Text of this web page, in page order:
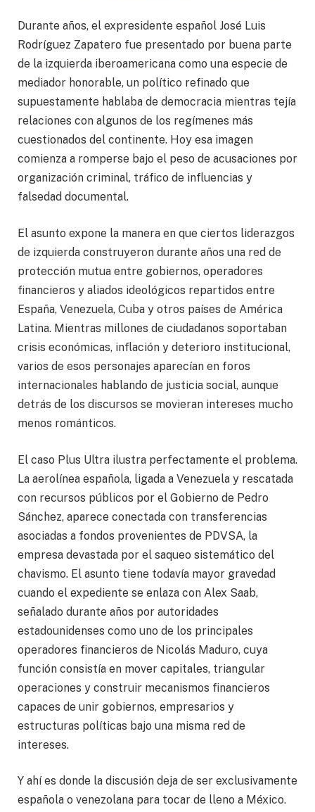
Durante años, el expresidente español José Luis
Rodríguez Zapatero fue presentado por buena parte
de la izquierda iberoamericana como una especie de
mediador honorable, un político refinado que
supuestamente hablaba de democracia mientras tejía
relaciones con algunos de los regímenes más
cuestionados del continente. Hoy esa imagen
comienza a romperse bajo el peso de acusaciones por
organización criminal, tráfico de influencias y
falsedad documental.
El asunto expone la manera en que ciertos liderazgos
de izquierda construyeron durante años una red de
protección mutua entre gobiernos, operadores
financieros y aliados ideológicos repartidos entre
España, Venezuela, Cuba y otros países de América
Latina. Mientras millones de ciudadanos soportaban
crisis económicas, inflación y deterioro institucional,
varios de esos personajes aparecían en foros
internacionales hablando de justicia social, aunque
detrás de los discursos se movieran intereses mucho
menos románticos.
El caso Plus Ultra ilustra perfectamente el problema.
La aerolínea española, ligada a Venezuela y rescatada
con recursos públicos por el Gobierno de Pedro
Sánchez, aparece conectada con transferencias
asociadas a fondos provenientes de PDVSA, la
empresa devastada por el saqueo sistemático del
chavismo. El asunto tiene todavía mayor gravedad
cuando el expediente se enlaza con Alex Saab,
señalado durante años por autoridades
estadounidenses como uno de los principales
operadores financieros de Nicolás Maduro, cuya
función consistía en mover capitales, triangular
operaciones y construir mecanismos financieros
capaces de unir gobiernos, empresarios y
estructuras políticas bajo una misma red de
intereses.
Y ahí es donde la discusión deja de ser exclusivamente
española o venezolana para tocar de lleno a México.